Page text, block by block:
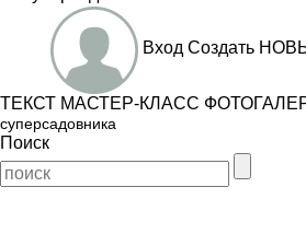
Вход Создать
ТЕКСТ МАСТЕР-КЛАСС
суперсадовника
Поиск